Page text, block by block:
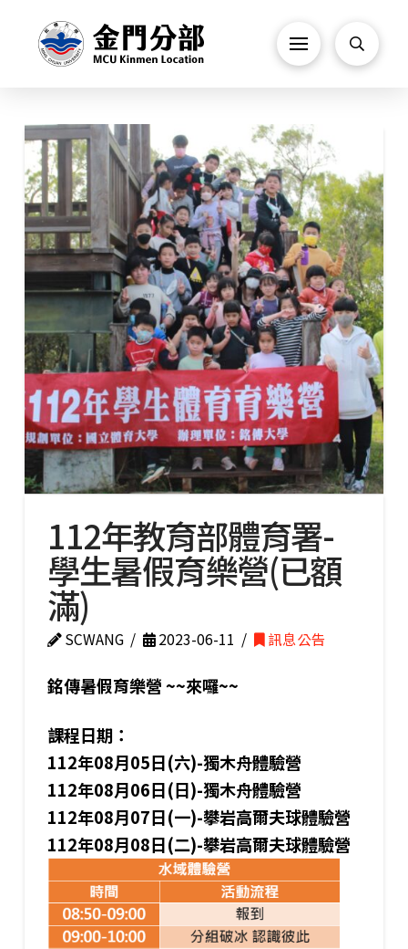
112年教育部體育署-
學生暑假育樂營(已額
滿)
SCWANG 2023-06-11 訊息公告
銘傳暑假育樂營 ~~來囉~~
課程日期：
112年08月05日(六)-獨木舟體驗營
112年08月06日(日)-獨木舟體驗營
112年08月07日(一)-攀岩高爾夫球體驗營
112年08月08日(二)-攀岩高爾夫球體驗營